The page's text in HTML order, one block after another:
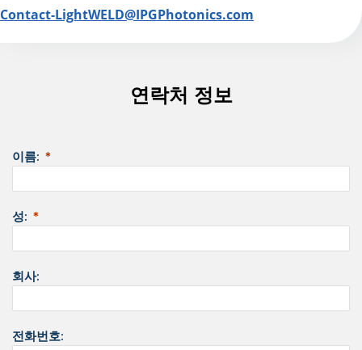
Contact-LightWELD@IPGPhotonics.com
연락처 정보
이름:
성:
회사:
전화번호: